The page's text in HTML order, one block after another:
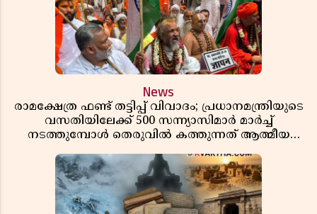
News
രാമക്ഷേത്ര ഫണ്ട് തട്ടിപ്പ് വിവാദം; പ്രധാനമന്ത്രിയുടെ
വസതിയിലേക്ക് 500 സന്ന്യാസിമാർ മാർച്ച്
നടത്തുമ്പോൾ തെരുവിൽ കത്തുന്നത് ആത്മീയ